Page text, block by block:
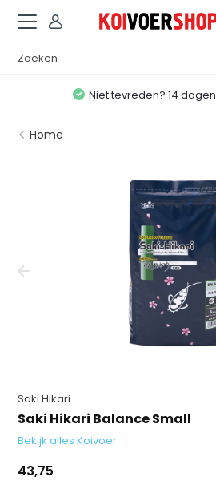
Niet tevreden? 14 dagen
Home
Saki Hikari
Saki Hikari Balance Small
Bekijk alles Koivoer
43,75